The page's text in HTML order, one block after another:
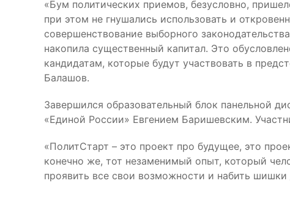
«Бум политических приемов, безусловно,
при этом не гнушались использовать и
совершенствование выборного
накопила существенный капитал. Это
кандидатам, которые будут участвовать в
Балашов.
Завершился образовательный блок панельной
«Единой России» Евгением Баришевским.
«ПолитСтарт – это проект про будущее, это
конечно же, тот незаменимый опыт, который
проявить все свои возможности и набить шишки